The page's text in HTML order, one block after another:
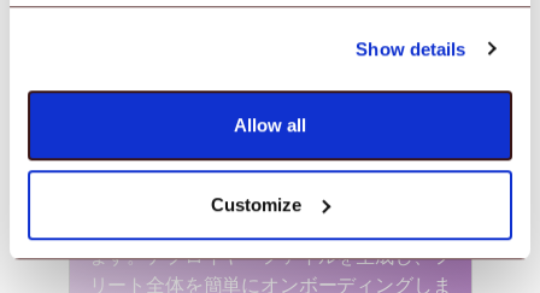
Show details
Allow all
Customize
Scalefusion Deployer
ます。デプロイヤーファイルを生成し、フ
リート全体を簡単にオンボーディングしま